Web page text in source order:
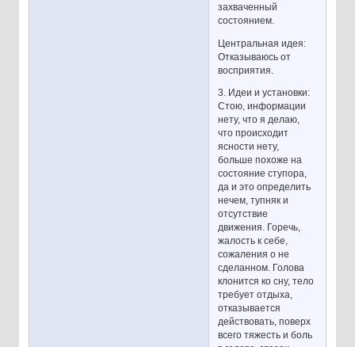
захваченный
состоянием.
Центральная идея:
Отказываюсь от
восприятия.
3. Идеи и установки:
Стою, информации
нету, что я делаю,
что происходит
ясности нету,
больше похоже на
состояние ступора,
да и это определить
нечем, тупняк и
отсутствие
движения. Горечь,
жалость к себе,
сожаления о не
сделанном. Голова
клонится ко сну, тело
требует отдыха,
отказывается
действовать, поверх
всего тяжесть и боль